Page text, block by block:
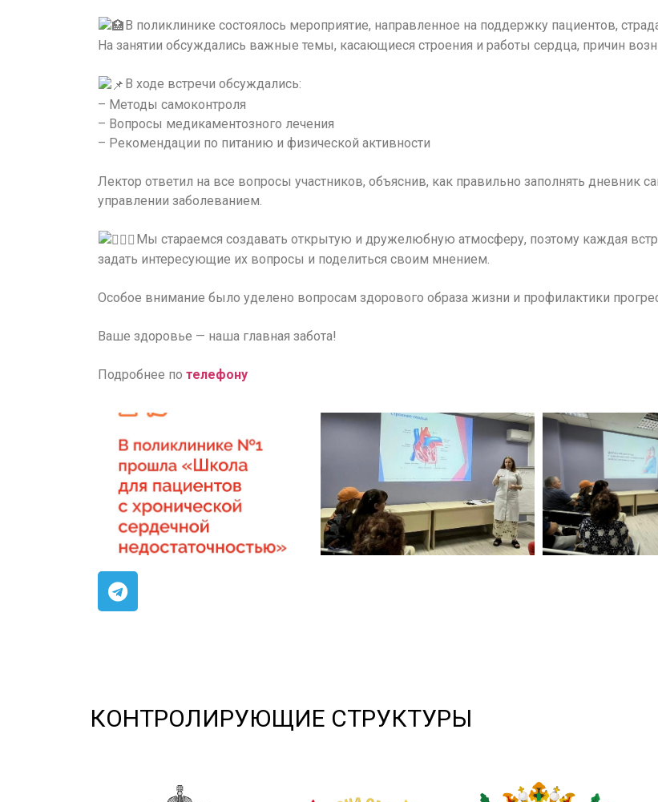
В поликлинике состоялось мероприятие, направленное на поддержку пациентов,
На занятии обсуждались важные темы, касающиеся строения и работы сердца, причин
В ходе встречи обсуждались:
– Методы самоконтроля
– Вопросы медикаментозного лечения
– Рекомендации по питанию и физической активности
Лектор ответил на все вопросы участников, объяснив, как правильно заполнять дневник
управлении заболеванием.
Мы стараемся создавать открытую и дружелюбную атмосферу, поэтому каждая
задать интересующие их вопросы и поделиться своим мнением.
Особое внимание было уделено вопросам здорового образа жизни и профилактики
Ваше здоровье — наша главная забота!
Подробнее по телефону
КОНТРОЛИРУЮЩИЕ СТРУКТУРЫ